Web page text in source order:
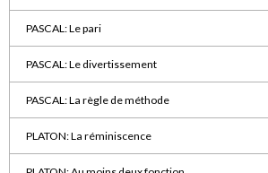
PASCAL: Le pari
PASCAL: Le divertissement
PASCAL: La règle de méthode
PLATON: La réminiscence